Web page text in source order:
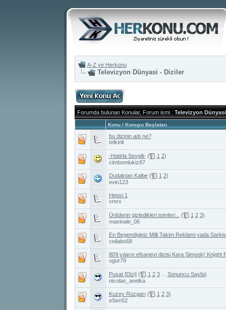
A-Z ye Herkonu
Televizyon Dünyasi - Diziler
Forumda bulunan Konular, Forum ismi: Televizyon
Konu/ Konuyu Başlatan
bu dizinin adı ne?
telkinli
-Hatirla Sevgili- ( 1 2)
cimbomlukiz87
Dudaktan Kalbe ( 1 2)
evin123
Hepsi 1
xmrx
Ünlülerin gizledikleri isimleri... ( 1 2 3)
maxinale_06
En Begendiginiz Milli Takim Reklami yada
ceilabo68
80'li yıların efsanevi dizisi Kara Şimşek( Knight
ugur79
Pusat [Dizi] ( 1 2 3... Sonuncu Sayfa)
nicolas_anelka
Kuzey Rüzgarı ( 1 2 3)
eSen52